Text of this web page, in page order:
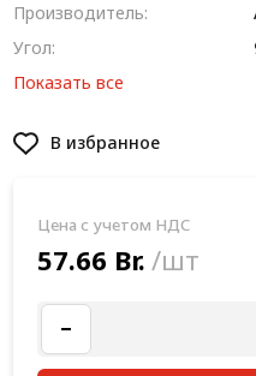
Производитель:
Угол:
Показать все
В избранное
Цена с учетом НДС
57.66 Br. /шт